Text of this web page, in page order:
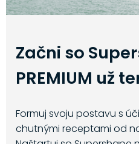
Začni so
PREMIUM už
Formuj svoju postavu s
chutnými receptami od